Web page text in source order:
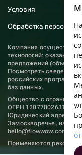
Условия
Обработка
Компания
технологий: оказание
предложений
Посмотретьсведения о
российских программ
баз данных.
Общество с
ОГРН 1207700263198,
Юридический адрес: г.
Замоскворечье, наб.
hello@flowwow.com
8
Применяются